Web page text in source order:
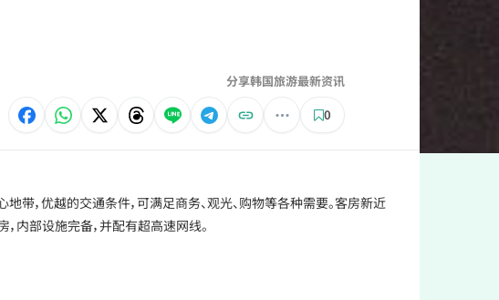
分享韩国旅游最新资讯
0
，优越的交通条件，可满足商务、观光、购物等各种需要。客房新近
内部设施完备，并配有超高速网线。